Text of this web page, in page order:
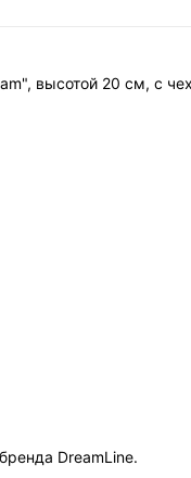
высотой 20 см, с
DreamLine.